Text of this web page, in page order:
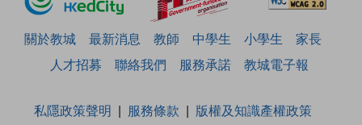
關於教城 最新消息 教師 中學生 小學生
家長
人才招募
聯絡我們 服務承諾 教城電子報
私隱政策聲明 服務條款
版權及知識產權政策